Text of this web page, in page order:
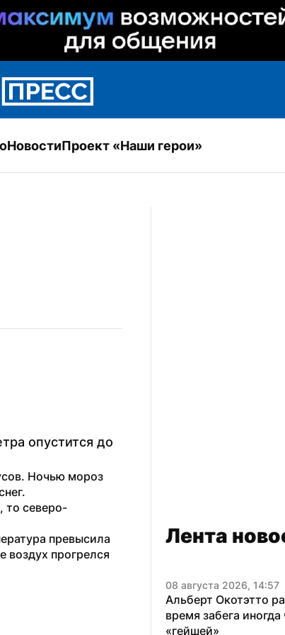
НовостиПроект «Наши герои»
опустится до
Ночью мороз
то северо-
превысила
воздух прогрелся
Лента
08 августа 2026, 14:57
Альберт Окотэтто
время забега
«гейшей»